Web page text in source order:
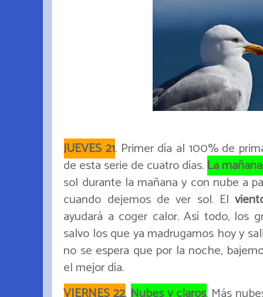
JUEVES 21. Primer día al 100% de
de esta serie de cuatro días. La
sol durante la mañana y con nube a
cuando dejemos de ver sol. El
ayudará a coger calor. Así todo, los
salvo los que ya madrugamos hoy y
no se espera que por la noche,
el mejor día.